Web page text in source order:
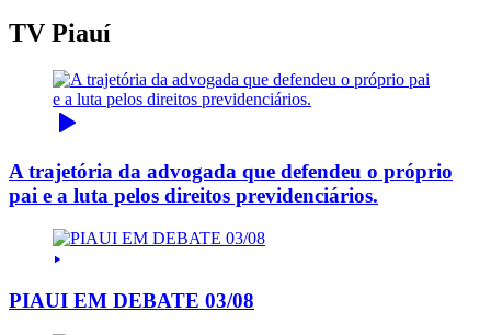
TV Piauí
A trajetória da advogada que defendeu o próprio
pai e a luta pelos direitos previdenciários.
PIAUI EM DEBATE 03/08